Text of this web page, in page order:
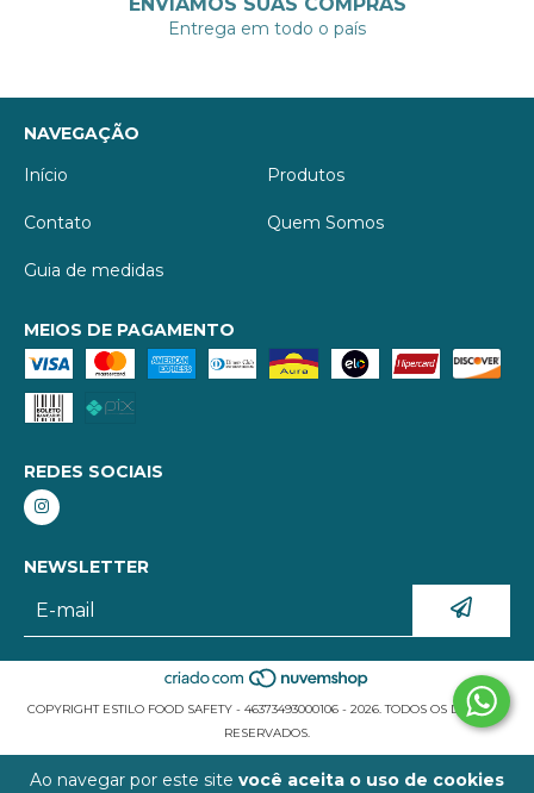
Ao navegar por este site você aceita o uso de cookies
Entrega em todo o país
NAVEGAÇÃO
Início
Produtos
Contato Quem Somos
Guia de medidas
MEIOS DE PAGAMENTO
REDES SOCIAIS
NEWSLETTER
COPYRIGHT ESTILO FOOD SAFETY - 46373493000106 - 2026. TODOS OS DIREITOS
RESERVADOS.